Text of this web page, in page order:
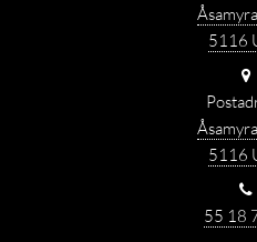
5116
5116
55 18